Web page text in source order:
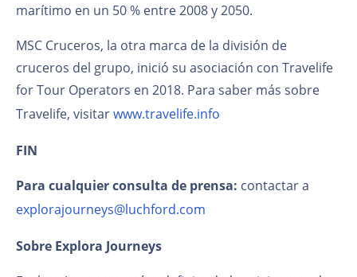
marítimo en un 50 % entre 2008 y 2050.
MSC Cruceros, la otra marca de la división de
cruceros del grupo, inició su asociación con Travelife
for Tour Operators en 2018. Para saber más sobre
Travelife, visitarwww.travelife.info
FIN
Para cualquier consulta de prensa: contactar a
explorajourneys@luchford.com
Sobre Explora Journeys